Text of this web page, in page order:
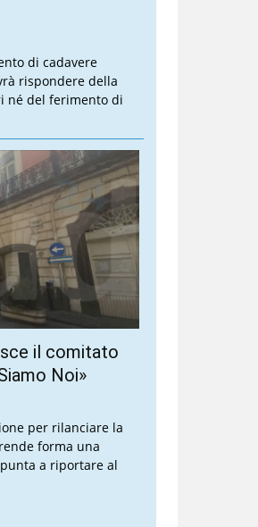
di cadavere
rispondere della
né del ferimento di
il comitato
Noi»
per rilanciare la
forma una
a riportare al